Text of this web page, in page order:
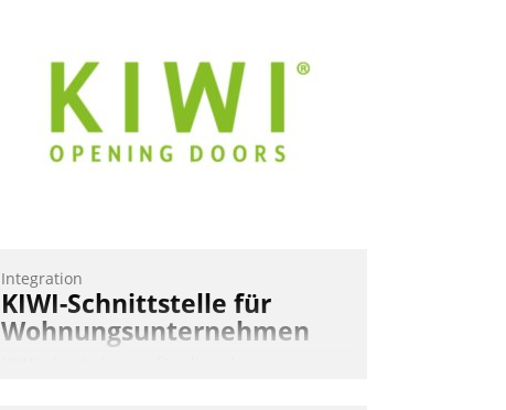
Heizungs- und Wasserverbrauch gehen
automatisiert, vollständig und auf
Wunsch über mehrere zuvor festgelegte
Kommunikationswege bei den
Empfängern ein.
Integration
KIWI-Schnittstelle für
Wohnungsunternehmen